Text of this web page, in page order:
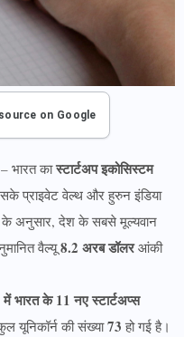
on Google
– भारत कास्टार्टअप इकोसिस्टम
प्राइवेट वेल्थ और हुरुन इंडिया
के अनुसार, देश के सबसे मूल्यवान
वैल्यू8.2 अरब डॉलरआंकी
भारत के 11 नए स्टार्टअप्स
यूनिकॉर्न की संख्या73 हो गई है।